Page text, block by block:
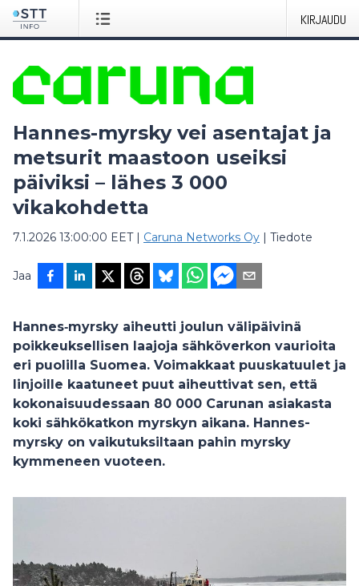
KIRJAUDU
Hannes-myrsky vei asentajat ja
metsurit maastoon useiksi
päiviksi – lähes 3 000
vikakohdetta
7.1.2026 13:00:00 EET| Caruna Networks Oy | Tiedote
Jaa
Hannes‑myrsky aiheutti joulun välipäivinä
poikkeuksellisen laajoja sähköverkon vaurioita
eri puolilla Suomea. Voimakkaat puuskatuulet ja
linjoille kaatuneet puut aiheuttivat sen, että
kokonaisuudessaan 80 000 Carunan asiakasta
koki sähkökatkon myrskyn aikana. Hannes-
myrsky on vaikutuksiltaan pahin myrsky
kymmeneen vuoteen.